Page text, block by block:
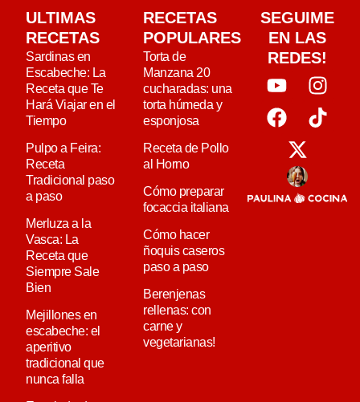
ULTIMAS
RECETAS
Sardinas en
Escabeche: La
Receta que Te
Hará Viajar en el
Tiempo
Pulpo a Feira:
Receta
Tradicional paso
a paso
Merluza a la
Vasca: La
Receta que
Siempre Sale
Bien
Mejillones en
escabeche: el
aperitivo
tradicional que
nunca falla
RECETAS
POPULARES
Torta de
Manzana 20
cucharadas: una
torta húmeda y
esponjosa
Receta de Pollo
al Horno
Cómo preparar
focaccia italiana
Cómo hacer
ñoquis caseros
paso a paso
Berenjenas
rellenas: con
carne y
vegetarianas!
SEGUIME
EN LAS
REDES!